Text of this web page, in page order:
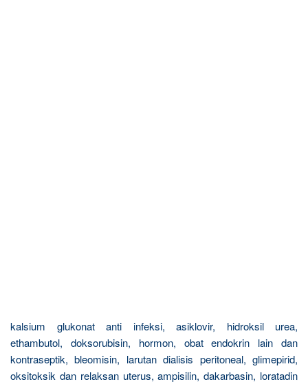
kalsium glukonat anti infeksi, asiklovir, hidroksil urea,
ethambutol, doksorubisin, hormon, obat endokrin lain dan
kontraseptik, bleomisin, larutan dialisis peritoneal, glimepirid,
oksitoksik dan relaksan uterus, ampisilin, dakarbasin, loratadin